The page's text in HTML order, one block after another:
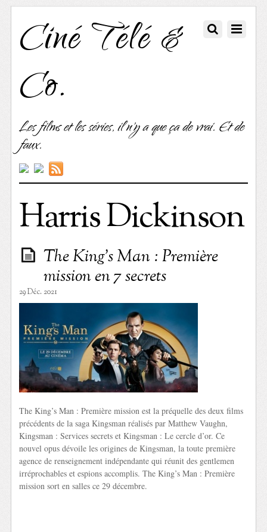
Ciné Télé &
Co.
Les films et les séries, il n'y a que ça de vrai. Et de
faux.
Harris Dickinson
The King’s Man : Première
mission en 7 secrets
29 Déc. 2021
The King’s Man : Première mission est la préquelle des deux films
précédents de la saga Kingsman réalisés par Matthew Vaughn,
Kingsman : Services secrets et Kingsman : Le cercle d’or. Ce
nouvel opus dévoile les origines de Kingsman, la toute première
agence de renseignement indépendante qui réunit des gentlemen
irréprochables et espions accomplis. The King’s Man : Première
mission sort en salles ce 29 décembre.